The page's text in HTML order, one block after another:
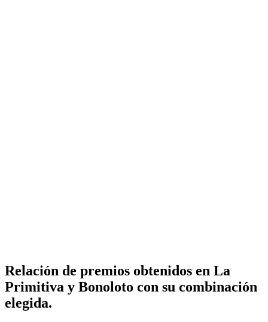
Relación de premios obtenidos en La
Primitiva y Bonoloto con su combinación
elegida.